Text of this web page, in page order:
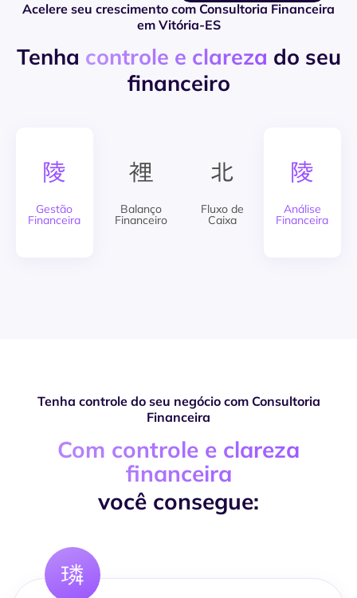
Acelere seu crescimento com Consultoria Financeira
em Vitória-ES
Tenha controle e clareza do seu
financeiro
Gestão
Financeira
Balanço
Financeiro
Fluxo de
Caixa
Análise
Financeira
Tenha controle do seu negócio com Consultoria
Financeira
Com controle e clareza
financeira
você consegue: